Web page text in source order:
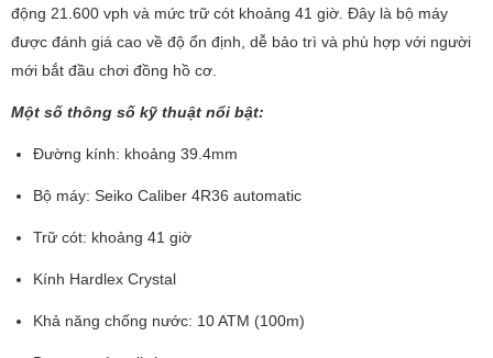
động 21.600 vph và mức trữ cót khoảng 41 giờ. Đây là bộ máy
được đánh giá cao về độ ổn định, dễ bảo trì và phù hợp với người
mới bắt đầu chơi đồng hồ cơ.
Một số thông số kỹ thuật nổi bật:
Đường kính: khoảng 39.4mm
Bộ máy: Seiko Caliber 4R36 automatic
Trữ cót: khoảng 41 giờ
Kính Hardlex Crystal
Khả năng chống nước: 10 ATM (100m)